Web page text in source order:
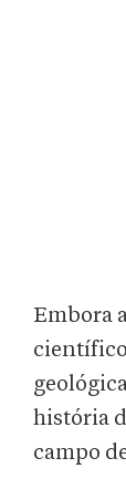
Embora
história
campo